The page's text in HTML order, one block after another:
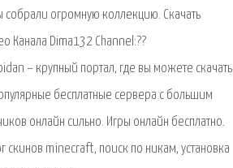
огромную коллекцию. Скачать
Канала Dima132 Channel:??
– крупный портал, где вы можете скачать
бесплатные сервера с большим
онлайн сильно. Игры онлайн бесплатно.
minecraft, поиск по никам, установка